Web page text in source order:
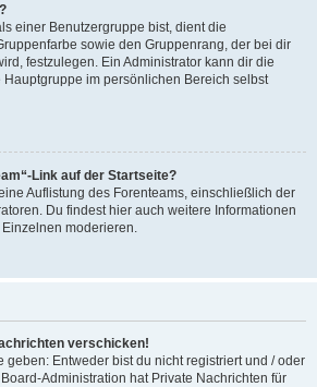
einer Benutzergruppe bist, dient die
sowie den Gruppenrang, der bei dir
festzulegen. Ein Administrator kann dir die
im persönlichen Bereich selbst
Link auf der Startseite?
Auflistung des Forenteams, einschließlich der
Du findest hier auch weitere Informationen
moderieren.
verschicken!
geben: Entweder bist du nicht registriert und / oder
Administration hat Private Nachrichten für